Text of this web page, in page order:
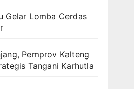
Gelar Lomba Cerdas
Pemprov Kalteng
Tangani Karhutla